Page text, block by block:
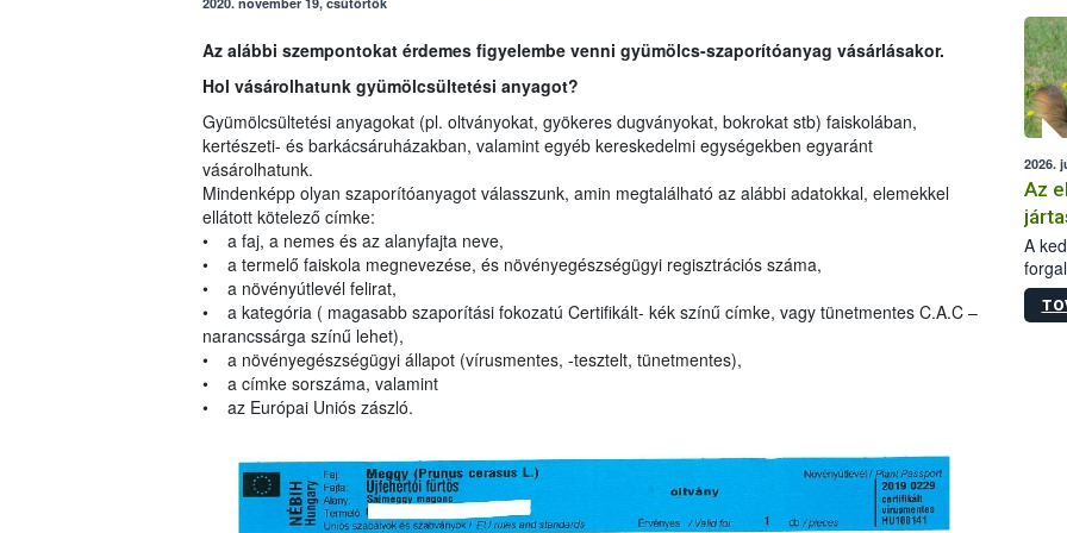
Az alábbi szempontokat érdemes figyelembe venni gyümölcs-szaporítóanyag vásárlásakor.
Hol vásárolhatunk gyümölcsültetési anyagot?
Gyümölcsültetési anyagokat (pl. oltványokat, gyökeres dugványokat, bokrokat stb) faiskolában,
kertészeti- és barkácsáruházakban, valamint egyéb kereskedelmi egységekben egyaránt
vásárolhatunk.
Mindenképp olyan szaporítóanyagot válasszunk, amin megtalálható az alábbi adatokkal, elemekkel
ellátott kötelező címke:
• a faj, a nemes és az alanyfajta neve,
• a termelő faiskola megnevezése, és növényegészségügyi regisztrációs száma,
• a növényútlevél felirat,
• a kategória ( magasabb szaporítási fokozatú Certifikált- kék színű címke, vagy tünetmentes C.A.C –
narancssárga színű lehet),
• a növényegészségügyi állapot (vírusmentes, -tesztelt, tünetmentes),
• a címke sorszáma, valamint
• az Európai Uniós zászló.
2026.
Az
A